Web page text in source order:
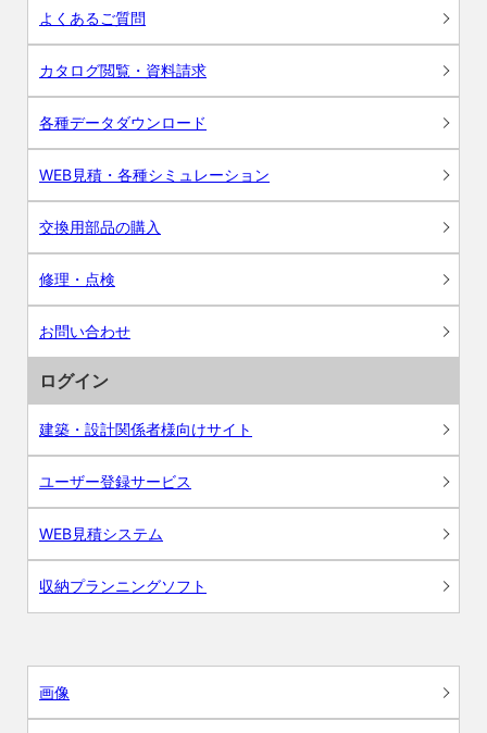
よくあるご質問
カタログ閲覧・資料請求
各種データダウンロード
WEB見積・各種シミュレーション
交換用部品の購入
修理・点検
お問い合わせ
ログイン
建築・設計関係者様向けサイト
ユーザー登録サービス
WEB見積システム
収納プランニングソフト
画像